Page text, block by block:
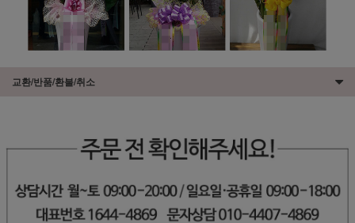
교환/반품/환불/취소